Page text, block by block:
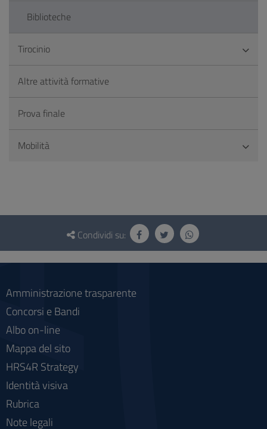
Biblioteche
Tirocinio
Altre attività formative
Prova finale
Mobilità
Questionario
social
Condividi su:
Amministrazione trasparente
Concorsi e Bandi
Albo on-line
Mappa del sito
HRS4R Strategy
Identità visiva
Rubrica
Note legali